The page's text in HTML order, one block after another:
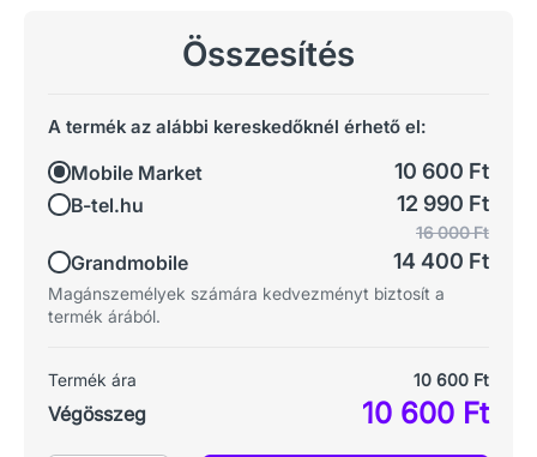
Összesítés
A termék az alábbi kereskedőknél érhető el:
Mobile Market 10 600 Ft
B-tel.hu 12 990 Ft
Grandmobile
16 000 Ft
14 400 Ft
Magánszemélyek számára kedvezményt biztosít a
termék árából.
Termék ára 10 600 Ft
Végösszeg 10 600 Ft